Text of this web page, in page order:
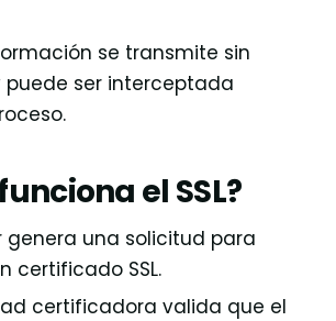
se transmite sin
puede ser interceptada
el SSL?
genera una solicitud para
certificado SSL.
certificadora valida que el